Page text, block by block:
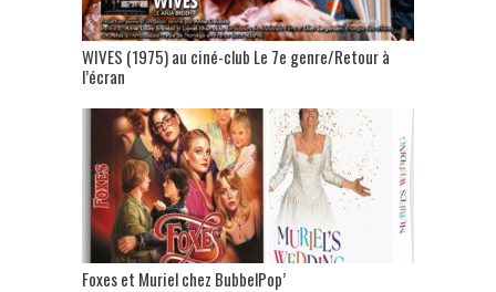
WIVES (1975) au ciné-club Le 7e genre/Retour à
l’écran
Foxes et Muriel chez BubbelPop’